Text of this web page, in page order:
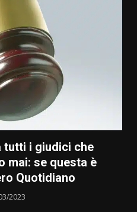
tutti i giudici che
mai: se questa è
Quotidiano
2023